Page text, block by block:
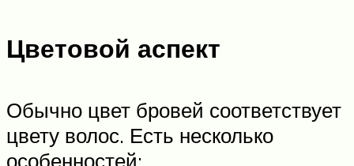
Цветовой аспект
Обычно цвет бровей соответствует
цвету волос. Есть несколько
особенностей: